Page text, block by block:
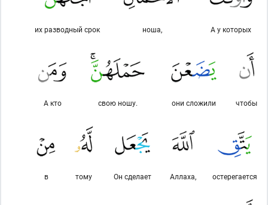
А у которых
ноша,
их разводный срок
чтобы
они сложили
свою ношу.
А кто
остерегается
Аллаха,
Он сделает
тому
в